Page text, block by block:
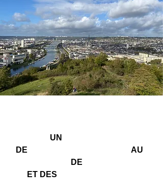
UN
DE AU
DE
ET DES